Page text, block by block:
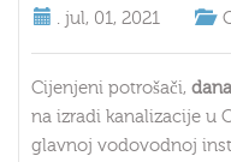
. jul, 01, 2021
Cijenjeni potrošači,
na izradi kanalizacije u
glavnoj vodovodnoj